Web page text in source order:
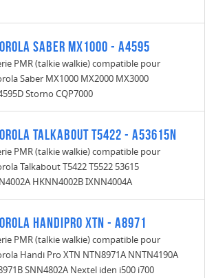
Saber MX1000 - A4595
PMR (talkie walkie) compatible pour
Saber MX1000 MX2000 MX3000
Storno CQP7000
Talkabout T5422 - A53615N
PMR (talkie walkie) compatible pour
Talkabout T5422 T5522 53615
HKNN4002B IXNN4004A
Handipro XTN - A8971
PMR (talkie walkie) compatible pour
Handi Pro XTN NTN8971A NNTN4190A
SNN4802A Nextel iden i500 i700